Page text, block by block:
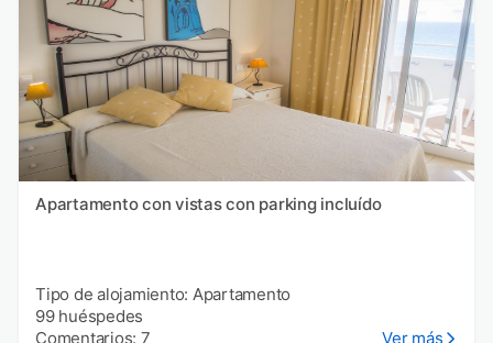
Apartamento con vistas con parking incluído
Tipo de alojamiento: Apartamento
99 huéspedes
Comentarios: 7
Ver más